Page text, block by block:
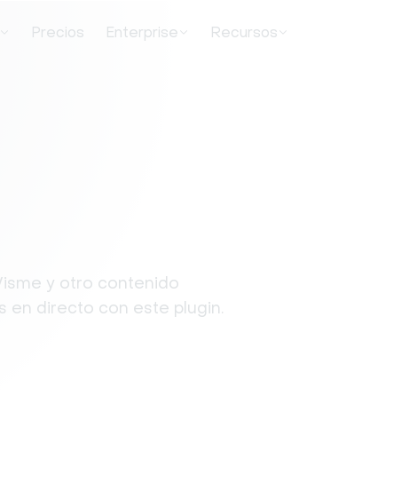
Precios Enterprise Recursos
y otro contenido
en directo con este plugin.